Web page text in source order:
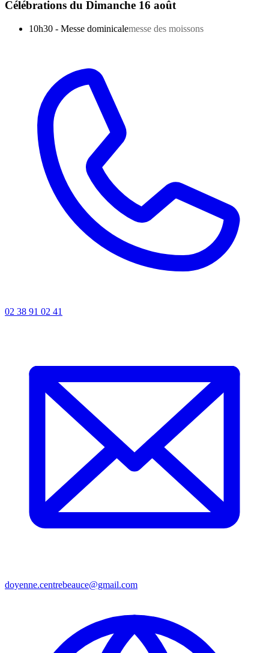
Célébrations du Dimanche 16 août
10h30 - Messe dominicalemesse des moissons
02 38 91 02 41
doyenne.centrebeauce@gmail.com